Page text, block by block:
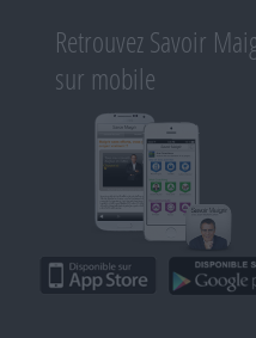
Retrouvez Savoir
sur mobile